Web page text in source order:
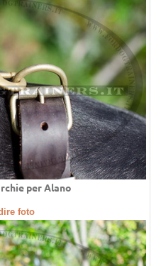
per Alano
foto